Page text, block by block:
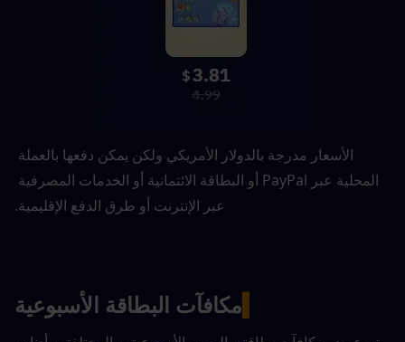
عبر الإنترنت أو طرق الدفع الإقليمية.
مكافآت البطاقة الأسبوعية